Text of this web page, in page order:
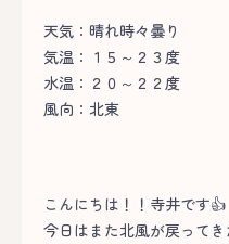
天気：晴れ時々曇り
気温：１５～２３度
水温：２０～２２度
風向：北東
こんにちは！！寺井です👍
今日はまた北風が戻って